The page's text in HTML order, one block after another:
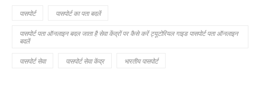
पासपोर्ट पासपोर्ट का पता बदलें
पासपोर्ट पता ऑनलाइन बदल जाता है सेवा केंद्रों पर कैसे करें ट्यूटोरियल गाइड पासपोर्ट पता ऑनलाइन
बदलें
पासपोर्ट सेवा पासपोर्ट सेवा केंद्र भारतीय पासपोर्ट